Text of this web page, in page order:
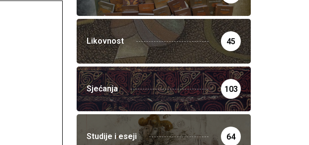
Likovnost 45
Sjećanja 103
Studije i eseji 64